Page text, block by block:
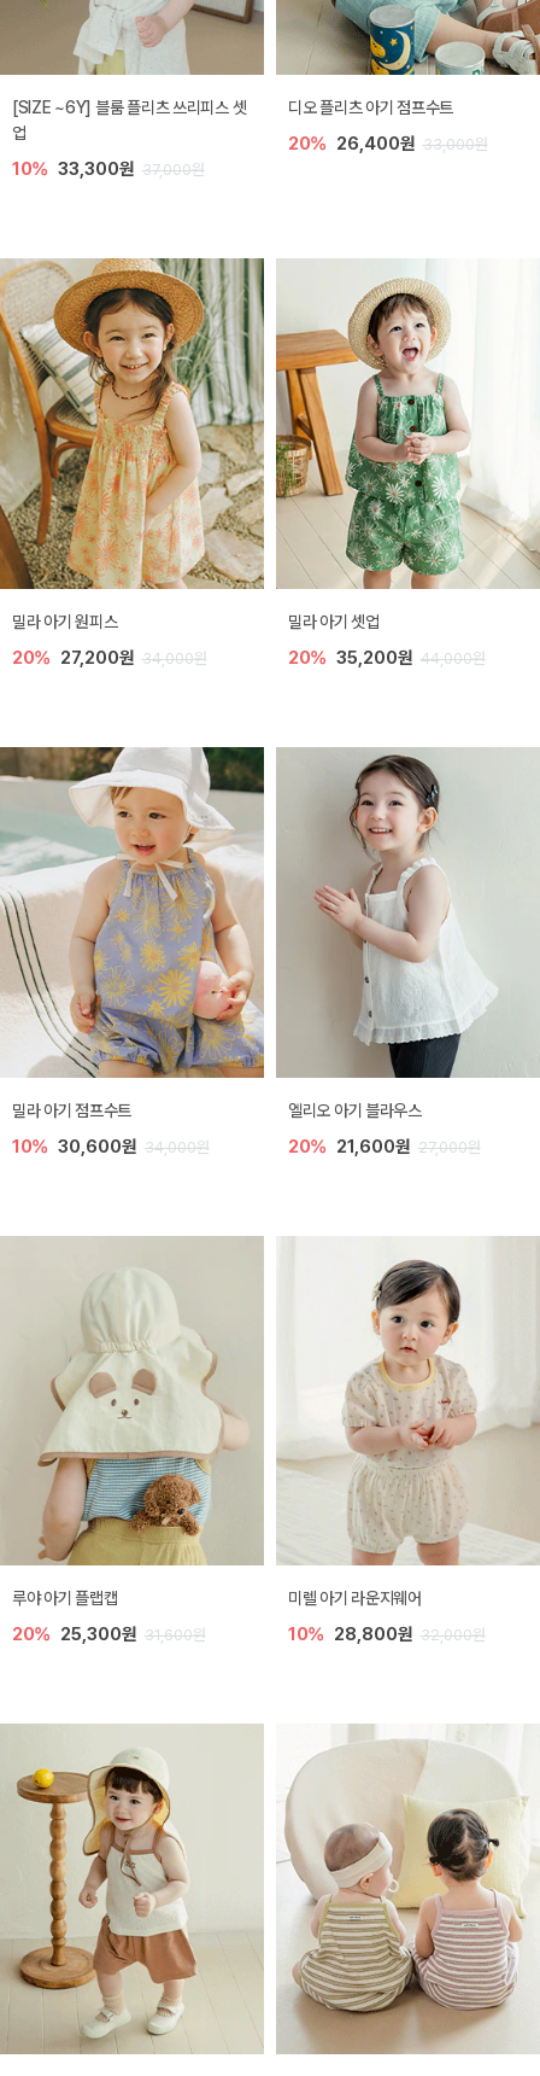
[SIZE ~6Y] 블룸 플리츠 쓰리피스 셋
업
10% 33,300원 37,000원
디오 플리츠 아기 점프수트
20% 26,400원 33,000원
밀라 아기 원피스
20% 27,200원 34,000원
밀라 아기 셋업
20% 35,200원 44,000원
밀라 아기 점프수트
10% 30,600원 34,000원
엘리오 아기 블라우스
20% 21,600원 27,000원
루야 아기 플랩캡
20% 25,300원 31,600원
미렐 아기 라운지웨어
10% 28,800원 32,000원